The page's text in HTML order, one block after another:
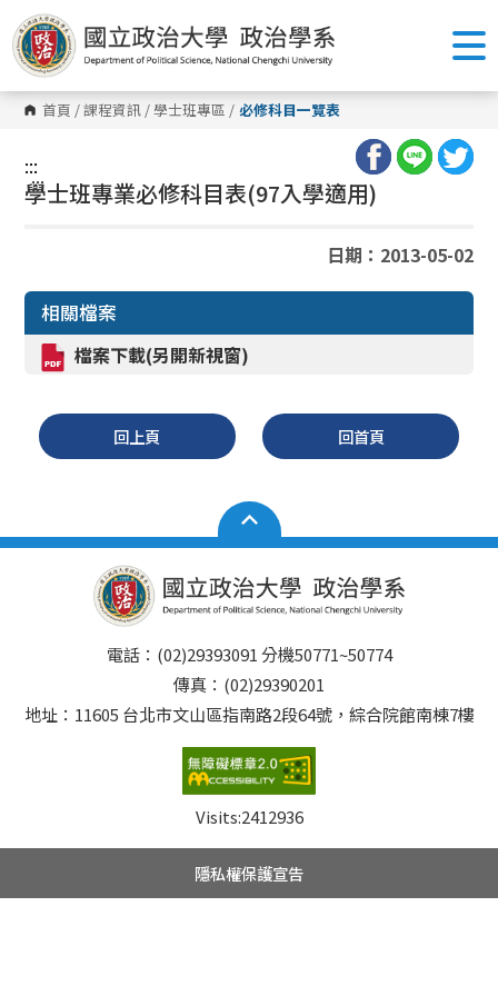
跳
到
主
要
內
容
區 首頁 /課程資訊 /學士班專區 / 必修科目一覽表
:::
:::
學士班專業必修科目表(97入學適用)
日期：2013-05-02
相關檔案
檔案下載(另開新視窗)
回上頁 回首頁
電話：(02)29393091 分機50771~50774
傳真：(02)29390201
地址：11605 台北市文山區指南路2段64號，綜合院館南棟7樓
Visits:2412936
隱私權保護宣告